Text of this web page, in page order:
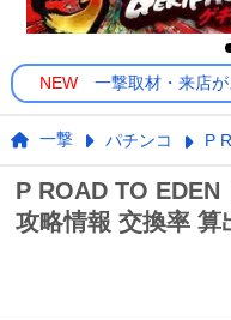
NEW 一撃取材・来店が
一撃 パチンコ P
P ROAD TO EDEN
攻略情報 交換率 算